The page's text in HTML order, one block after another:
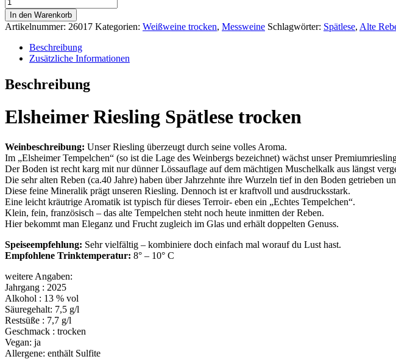
Reben*
Elsheimer
Riesling
trocken
Menge
In den Warenkorb
Artikelnummer: 26017 Kategorien: Weißweine trocken, Messweine Schlagwörter: Spätlese, Alte
Beschreibung
Zusätzliche Informationen
Beschreibung
Elsheimer Riesling Spätlese trocken
Weinbeschreibung: Unser Riesling überzeugt durch seine volles Aroma.
Im „Elsheimer Tempelchen“ (so ist die Lage des Weinbergs bezeichnet) wächst unser
Der Boden ist recht karg mit nur dünner Lössauflage auf dem mächtigen Muschelkalk aus längst
Die sehr alten Reben (ca.40 Jahre) haben über Jahrzehnte ihre Wurzeln tief in den Boden getrieben
Diese feine Mineralik prägt unseren Riesling. Dennoch ist er kraftvoll und ausdrucksstark.
Eine leicht kräutrige Aromatik ist typisch für dieses Terroir- eben ein „Echtes Tempelchen“.
Klein, fein, französisch – das alte Tempelchen steht noch heute inmitten der Reben.
Hier bekommt man Eleganz und Frucht zugleich im Glas und erhält doppelten Genuss.
Speiseempfehlung: Sehr vielfältig – kombiniere doch einfach mal worauf du Lust hast.
Empfohlene Trinktemperatur: 8° – 10° C
weitere Angaben:
Jahrgang : 2025
Alkohol : 13 % vol
Säuregehalt: 7,5 g/l
Restsüße : 7,7 g/l
Geschmack : trocken
Vegan: ja
Allergene: enthält Sulfite